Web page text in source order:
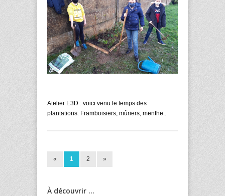
Atelier E3D : voici venu le temps des
plantations. Framboisiers, mûriers, menthe..
« 1 2 »
À découvrir ...